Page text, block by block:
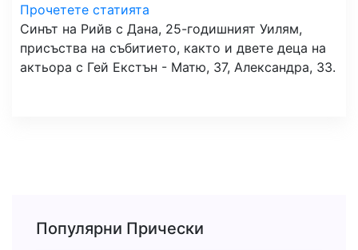
Прочетете статията
Синът на Рийв с Дана, 25-годишният Уилям,
присъства на събитието, както и двете деца на
актьора с Гей Екстън - Матю, 37, Александра, 33.
Популярни Прически